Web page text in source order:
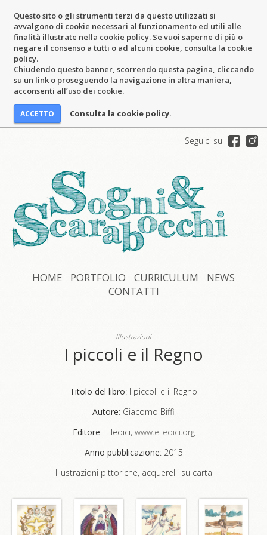
Questo sito o gli strumenti terzi da questo utilizzati si
avvalgono di cookie necessari al funzionamento ed utili alle
finalità illustrate nella cookie policy. Se vuoi saperne di più o
negare il consenso a tutti o ad alcuni cookie, consulta la cookie
policy.
Chiudendo questo banner, scorrendo questa pagina, cliccando
su un link o proseguendo la navigazione in altra maniera,
acconsenti all’uso dei cookie.
Consulta la cookie policy.
Seguici su
HOME PORTFOLIO CURRICULUM
NEWS
CONTATTI
Illustrazioni
I piccoli e il Regno
Titolo del libro: I piccoli e il Regno
Autore: Giacomo Biffi
Editore: Elledici, www.elledici.org
Anno pubblicazione: 2015
Illustrazioni pittoriche, acquerelli su carta